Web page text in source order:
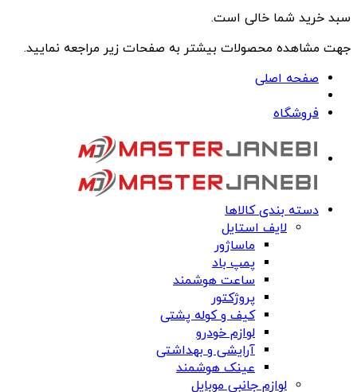
سبد خرید شما خالی است.
جهت مشاهده محصولات بیشتر به صفحات زیر مراجعه نمایید.
صفحه اصلی
فروشگاه
دسته بندی کالاها
لایف استایل
ماساژور
پمپ باد
ساعت هوشمند
پروژکتور
کیف و کوله پشتی
لوازم خودرو
آرایشی و بهداشتی
عینک هوشمند
لوازم جانبی موبایل